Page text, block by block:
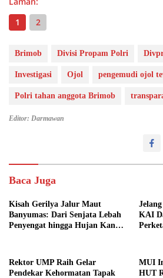
1
2
Brimob Divisi Propam Polri
Investigasi Ojol pengemudi ojol
Polri tahan anggota Brimob
Editor: Darmawan
Baca Juga
Kisah Gerilya Jalur Maut
Banyumas: Dari Senjata Lebah
Penyengat hingga Hujan Kanon
KAI
Rektor UMP Raih Gelar
Pendekar Kehormatan Tapak
MUI
HUT